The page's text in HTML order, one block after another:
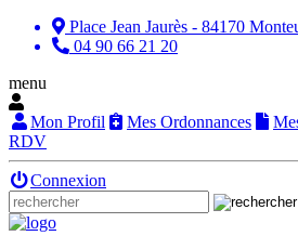
Place Jean Jaurès - 84170
04 90 66 21 20
menu
Mon Profil Mes Ordonnances
RDV
Connexion